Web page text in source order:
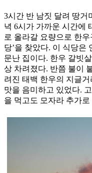
3시간 반 남짓 달려 땅거
녁 6시가 가까운 시간에
로 올라갈 요량으로 한
당’을 찾았다. 이 식당은
문난 집이다. 한우 갈빗
상 차려졌다. 반쯤 불이
려진 태백 한우의 지글
맛을 음미하고 있었다.
을 먹고도 모자라 추가